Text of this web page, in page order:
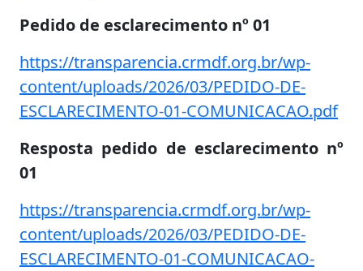
Pedido de esclarecimento nº 01
https://transparencia.crmdf.org.br/wp-
content/uploads/2026/03/PEDIDO-DE-
ESCLARECIMENTO-01-COMUNICACAO.pdf
Resposta pedido de esclarecimento nº
01
https://transparencia.crmdf.org.br/wp-
content/uploads/2026/03/PEDIDO-DE-
ESCLARECIMENTO-01-COMUNICACAO-